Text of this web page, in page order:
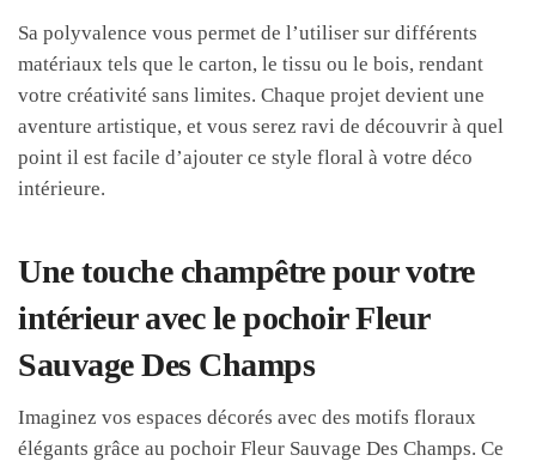
Sa polyvalence vous permet de l’utiliser sur différents
matériaux tels que le carton, le tissu ou le bois, rendant
votre créativité sans limites. Chaque projet devient une
aventure artistique, et vous serez ravi de découvrir à quel
point il est facile d’ajouter ce style floral à votre déco
intérieure.
Une touche champêtre pour votre
intérieur avec le pochoir Fleur
Sauvage Des Champs
Imaginez vos espaces décorés avec des motifs floraux
élégants grâce au pochoir Fleur Sauvage Des Champs. Ce